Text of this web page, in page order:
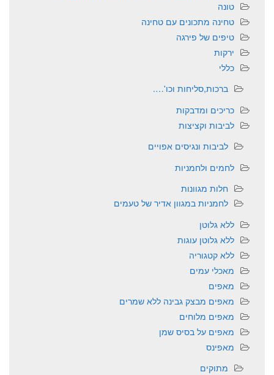
טונה
טחינה מתכונים עם טחינה
טיפים של פירגה
ירקות
כללי
ברכות,סליחות וכו'….
כריכים ומדבקות
לביבות וקציצות
לביבות ונגיסים אפויים
לחמים ולחמניות
חלות מגוונות
לחמניות במגוון אדיר של טעמים
ללא גלוטן
ללא גלוטן עוגות
ללא קטגוריה
מאכלי עמים
מאפים
מאפים מבצק גבינה ללא שמרים
מאפים מלוחים
מאפים על בסיס שמן
מאפינס
מתוקים